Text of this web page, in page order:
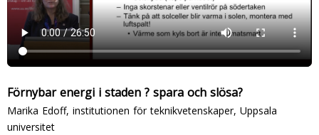
Förnybar energi i staden ? spara och slösa?
Marika Edoff, institutionen för teknikvetenskaper, Uppsala
universitet